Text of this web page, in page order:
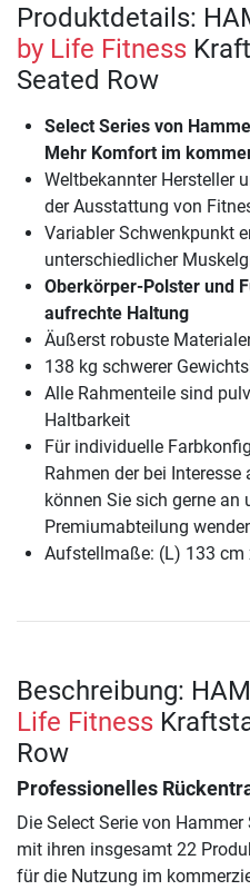
Produktdetails:
by Life Fitness
Seated Row
Select Series von
Mehr Komfort im
Weltbekannter Hersteller
der Ausstattung von
Variabler Schwenkpunkt
unterschiedlicher
Oberkörper-Polster und
aufrechte Haltung
Äußerst robuste
138 kg schwerer
Alle Rahmenteile sind
Haltbarkeit
Für individuelle
Rahmen der bei
können Sie sich gerne an
Premiumabteilung
Aufstellmaße: (L) 133 cm
Beschreibung:
Life Fitness
Row
Professionelles
Die Select Serie von
mit ihren insgesamt 22
für die Nutzung im